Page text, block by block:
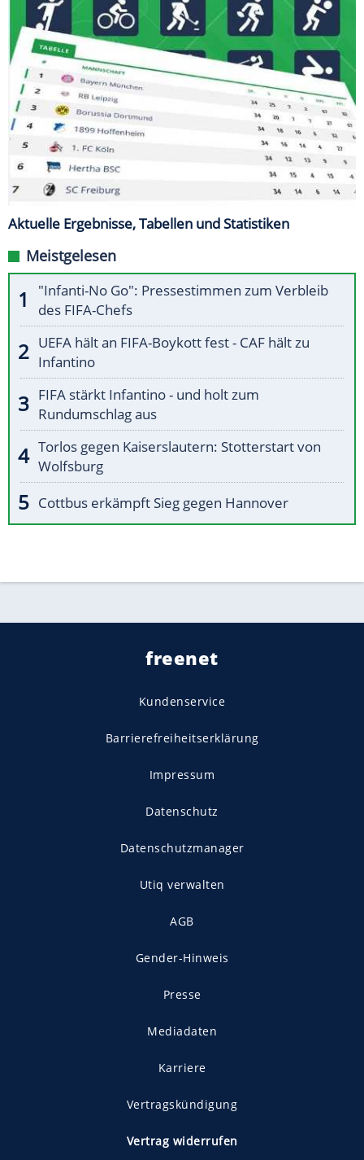
Aktuelle Ergebnisse, Tabellen und Statistiken
Meistgelesen
"Infanti-No Go": Pressestimmen zum Verbleib
des FIFA-Chefs
UEFA hält an FIFA-Boykott fest - CAF hält zu
Infantino
FIFA stärkt Infantino - und holt zum
Rundumschlag aus
Torlos gegen Kaiserslautern: Stotterstart von
Wolfsburg
Cottbus erkämpft Sieg gegen Hannover
freenet
Kundenservice
Barrierefreiheitserklärung
Impressum
Datenschutz
Datenschutzmanager
Utiq verwalten
AGB
Gender-Hinweis
Presse
Mediadaten
Karriere
Vertragskündigung
Vertrag widerrufen